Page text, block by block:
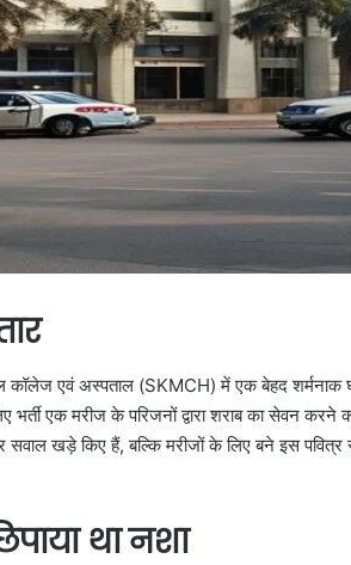
कॉलेज एवं अस्पताल (SKMCH) में एक बेहद
भर्ती एक मरीज के परिजनों द्वारा शराब का सेवन करने
खड़े किए हैं, बल्कि मरीजों के लिए बने इस पवित्र
था नशा